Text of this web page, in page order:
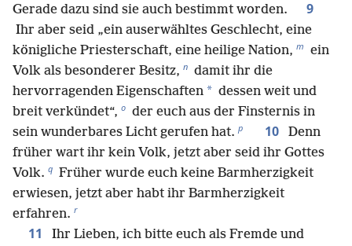
Gerade dazu sind sie auch bestimmt worden.
9
Ihr aber seid „ein auserwähltes Geschlecht, eine
königliche Priesterschaft, eine heilige Nation, m ein
Volk als besonderer Besitz, n damit ihr die
hervorragenden Eigenschaften * dessen weit und
breit verkündet“, o der euch aus der Finsternis in
sein wunderbares Licht gerufen hat. p 10
Denn
früher wart ihr kein Volk, jetzt aber seid ihr Gottes
Volk. q Früher wurde euch keine Barmherzigkeit
erwiesen, jetzt aber habt ihr Barmherzigkeit
erfahren. r
11
Ihr Lieben, ich bitte euch als Fremde und